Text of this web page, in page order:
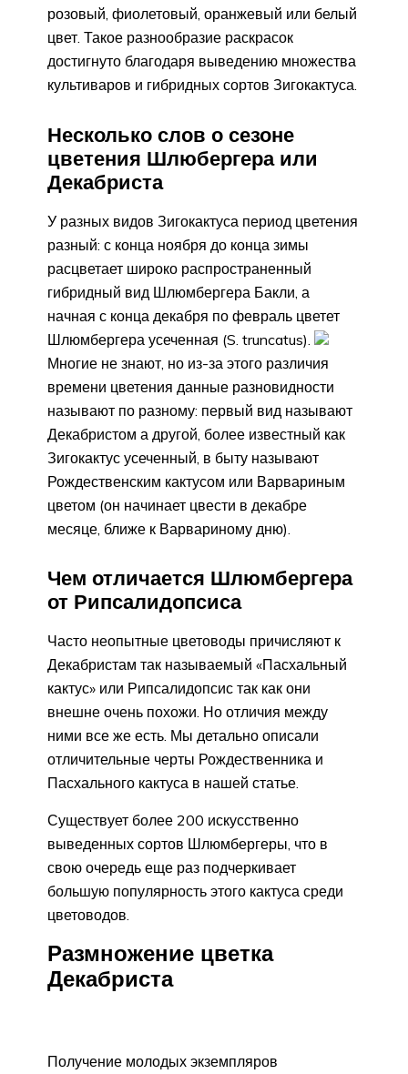
розовый, фиолетовый, оранжевый или белый
цвет. Такое разнообразие раскрасок
достигнуто благодаря выведению множества
культиваров и гибридных сортов Зигокактуса.
Несколько слов о сезоне
цветения Шлюбергера или
Декабриста
У разных видов Зигокактуса период цветения
разный: с конца ноября до конца зимы
расцветает широко распространенный
гибридный вид Шлюмбергера Бакли, а
начная с конца декабря по февраль цветет
Шлюмбергера усеченная (S. truncatus).
Многие не знают, но из-за этого различия
времени цветения данные разновидности
называют по разному: первый вид называют
Декабристом а другой, более известный как
Зигокактус усеченный, в быту называют
Рождественским кактусом или Варвариным
цветом (он начинает цвести в декабре
месяце, ближе к Варвариному дню).
Чем отличается Шлюмбергера
от Рипсалидопсиса
Часто неопытные цветоводы причисляют к
Декабристам так называемый «Пасхальный
кактус» или Рипсалидопсис так как они
внешне очень похожи. Но отличия между
ними все же есть. Мы детально описали
отличительные черты Рождественника и
Пасхального кактуса в нашей статье.
Существует более 200 искусственно
выведенных сортов Шлюмбергеры, что в
свою очередь еще раз подчеркивает
большую популярность этого кактуса среди
цветоводов.
Размножение цветка
Декабриста
Получение молодых экземпляров